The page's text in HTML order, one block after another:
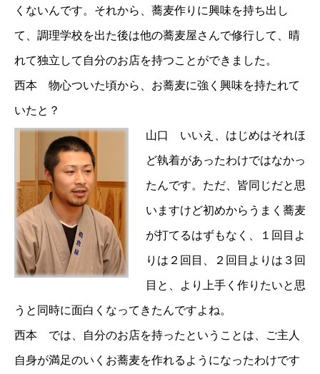
くないんです。それから、蕎麦作りに興味を持ち出し
て、調理学校を出た後は他の蕎麦屋さんで修行して、晴
れて独立して自分のお店を持つことができました。
西本 物心ついた頃から、お蕎麦に強く興味を持たれて
いたと？
山口 いいえ、はじめはそれほ
ど執着があったわけではなかっ
たんです。ただ、皆同じだと思
いますけど初めからうまく蕎麦
が打てるはずもなく、１回目よ
りは２回目、２回目よりは３回
目と、より上手く作りたいと思
うと同時に面白くなってきたんですよね。
西本 では、自分のお店を持ったということは、ご主人
自身が満足のいくお蕎麦を作れるようになったわけです